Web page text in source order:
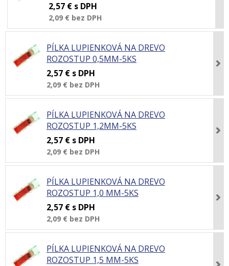
2,57 € s DPH
2,09 € bez DPH
PÍLKA LUPIENKOVÁ NA DREVO
ROZOSTUP 0,5MM-5KS
2,57 € s DPH
2,09 € bez DPH
PÍLKA LUPIENKOVÁ NA DREVO
ROZOSTUP 1,2MM-5KS
2,57 € s DPH
2,09 € bez DPH
PÍLKA LUPIENKOVÁ NA DREVO
ROZOSTUP 1,0 MM-5KS
2,57 € s DPH
2,09 € bez DPH
PÍLKA LUPIENKOVÁ NA DREVO
ROZOSTUP 1,5 MM-5KS